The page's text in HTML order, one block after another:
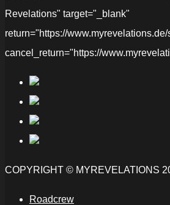
Revelations" target="_blank"
return="https://
cancel_return="https://
COPYRIGHT © MYREVELATIONS
Roadcrew